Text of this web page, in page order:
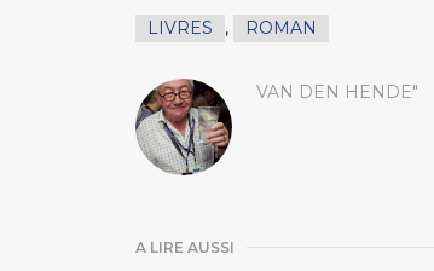
LIVRES , ROMAN
VAN DEN HENDE"
A LIRE AUSSI